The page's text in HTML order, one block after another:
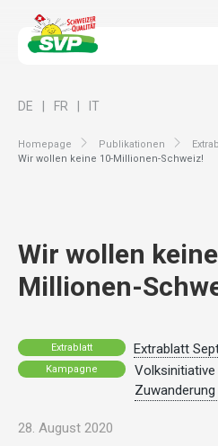
Homepage Publikationen
Wir wollen keine 10-Millionen-Schweiz!
DE FR IT
Wir wollen
Millionen-
Extrablatt Extrablatt
Kampagne
28. August 2020